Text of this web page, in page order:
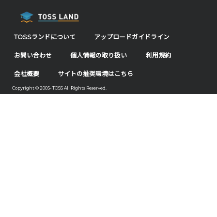
TOSSランドについて アップロードガイドライン
お問い合わせ 個人情報の取り扱い 利用規約
会社概要 サイトの推奨環境はこちら
Copyright © 2005- TOSS All Rights Reserved.